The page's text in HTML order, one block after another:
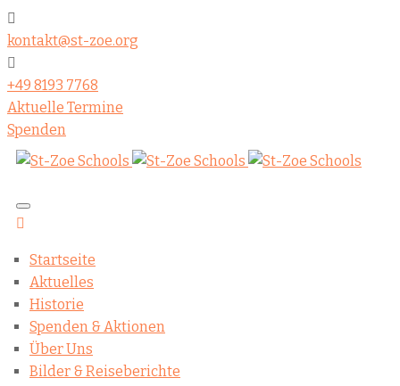
kontakt@st-zoe.org
+49 8193 7768
Aktuelle Termine
Spenden
Startseite
Aktuelles
Historie
Spenden & Aktionen
Über Uns
Bilder & Reiseberichte